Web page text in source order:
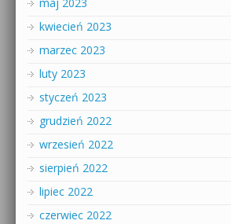
kwiecień 2023
marzec 2023
luty 2023
styczeń 2023
grudzień 2022
wrzesień 2022
sierpień 2022
lipiec 2022
czerwiec 2022